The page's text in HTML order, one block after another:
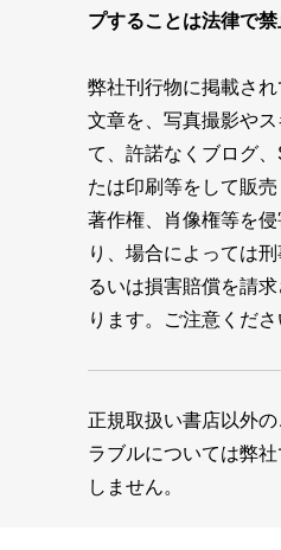
プすることは法律で禁
弊社刊行物に掲載さ
文章を、写真撮影や
て、許諾なくブログ
たは印刷等をして販
著作権、肖像権等を
り、場合によっては
るいは損害賠償を請
ります。ご注意くださ
正規取扱い書店以外
ラブルについては弊
しません。